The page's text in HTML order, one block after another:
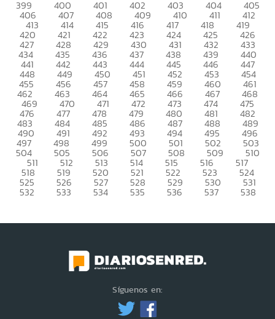
399 400 401 402 403 404 405
406 407 408 409 410 411 412
413 414 415 416 417 418 419
420 421 422 423 424 425 426
427 428 429 430 431 432 433
434 435 436 437 438 439 440
441 442 443 444 445 446 447
448 449 450 451 452 453 454
455 456 457 458 459 460 461
462 463 464 465 466 467 468
469 470 471 472 473 474 475
476 477 478 479 480 481 482
483 484 485 486 487 488 489
490 491 492 493 494 495 496
497 498 499 500 501 502 503
504 505 506 507 508 509 510
511 512 513 514 515 516 517
518 519 520 521 522 523 524
525 526 527 528 529 530 531
532 533 534 535 536 537 538
Síguenos en: